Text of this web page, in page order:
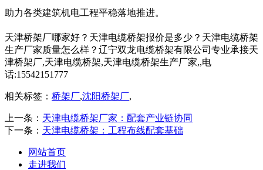
助力各类建筑机电工程平稳落地推进。
天津桥架厂哪家好？天津电缆桥架报价是多少？天津电缆桥架
生产厂家质量怎么样？辽宁双龙电缆桥架有限公司专业承接天
津桥架厂,天津电缆桥架,天津电缆桥架生产厂家,,电
话:15542151777
相关标签： 桥架厂,沈阳桥架厂,
上一条： 天津电缆桥架厂家：配套产业链协同
下一条： 天津电缆桥架：工程布线配套基础
网站首页
走进我们